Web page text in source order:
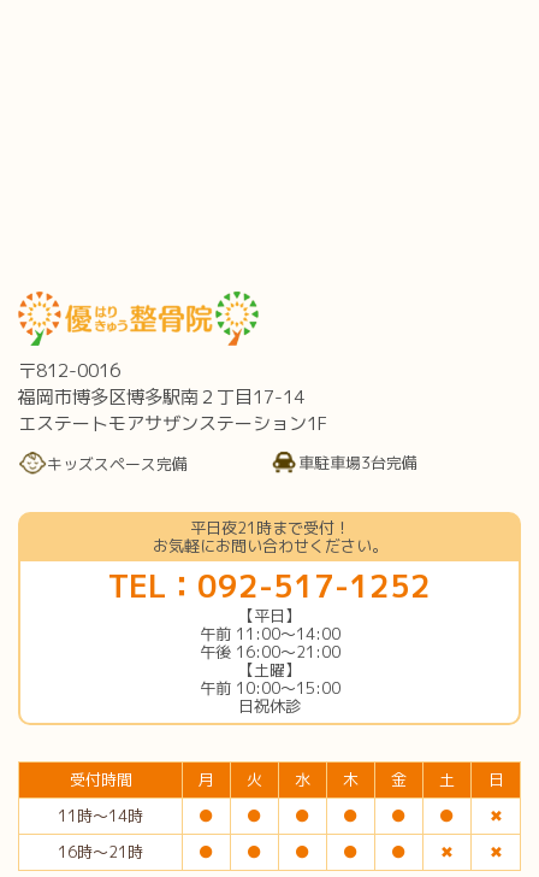
〒812-0016
福岡市博多区博多駅南２丁目17-14
エステートモアサザンステーション1F
キッズスペース完備 車駐車場3台完備
平日夜21時まで受付！
お気軽にお問い合わせください。
TEL：092-517-1252
【平日】
午前 11:00〜14:00
午後 16:00〜21:00
【土曜】
午前 10:00〜15:00
日祝休診
受付時間 月 火 水 木 金 土
日
11時〜14時
● ● ● ● ● ●
✖︎
16時〜21時
● ● ● ● ● ✖︎ ✖︎